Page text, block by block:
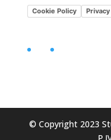
Cookie Policy
Facebook
© Copyright 2023